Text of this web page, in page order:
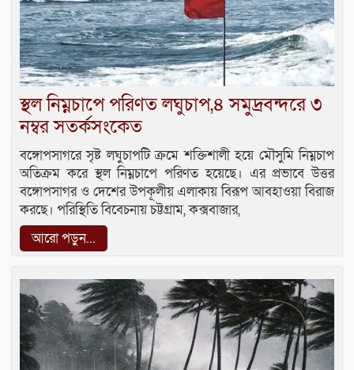
স্থল নিম্নচাপে পরিণত লঘুচাপ,৪ সমুদ্রবন্দরে ৩
নম্বর সতর্কসংকেত
বঙ্গোপসাগরে সৃষ্ট লঘুচাপটি ক্রমে শক্তিশালী হয়ে মৌসুমি নিম্নচাপ
অতিক্রম করে স্থল নিম্নচাপে পরিণত হয়েছে। এর প্রভাবে উত্তর
বঙ্গোপসাগর ও দেশের উপকূলীয় এলাকায় বিরূপ আবহাওয়া বিরাজ
করছে। পরিস্থিতি বিবেচনায় চট্টগ্রাম, কক্সবাজার,
আরো পড়ুন...